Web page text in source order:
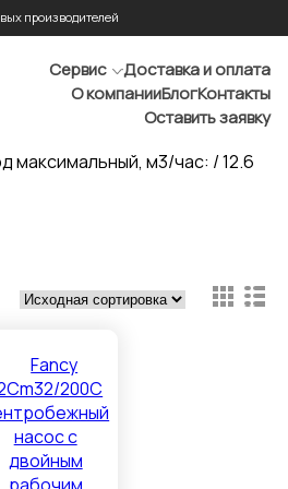
производителей
Сервис
Доставка и оплата
О компанииБлогКонтакты
Оставить заявку
максимальный, м3/час: / 12.6